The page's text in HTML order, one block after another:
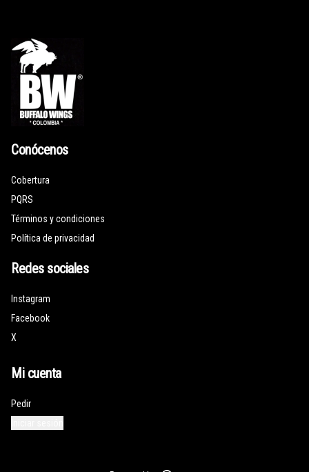
Conócenos
Cobertura
PQRS
Términos y condiciones
Política de privacidad
Redes sociales
Instagram
Facebook
X
Mi cuenta
Pedir